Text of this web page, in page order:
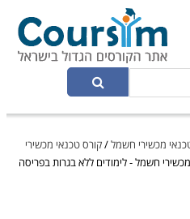
מכשירי חשמל/קורס טכנאי מכשירי
חשמל - לימודים ללא בגרות בפריסה